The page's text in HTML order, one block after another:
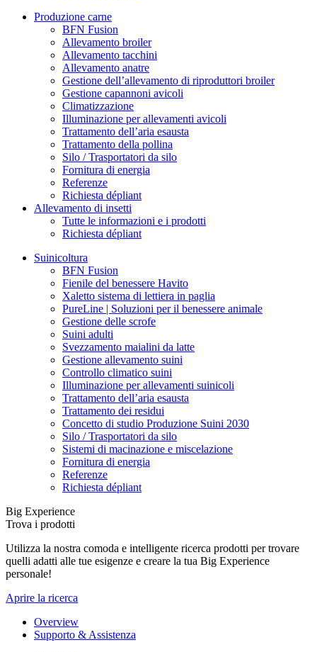
Produzione carne
BFN Fusion
Allevamento broiler
Allevamento tacchini
Allevamento anatre
Gestione dell’allevamento di riproduttori broiler
Gestione capannoni avicoli
Climatizzazione
Illuminazione per allevamenti avicoli
Trattamento dell’aria esausta
Trattamento della pollina
Silo / Trasportatori da silo
Fornitura di energia
Referenze
Richiesta dépliant
Allevamento di insetti
Tutte le informazioni e i prodotti
Richiesta dépliant
Suinicoltura
BFN Fusion
Fienile del benessere Havito
Xaletto sistema di lettiera in paglia
PureLine | Soluzioni per il benessere animale
Gestione delle scrofe
Suini adulti
Svezzamento maialini da latte
Gestione allevamento suini
Controllo climatico suini
Illuminazione per allevamenti suinicoli
Trattamento dell’aria esausta
Trattamento dei residui
Concetto di studio Produzione Suini 2030
Silo / Trasportatori da silo
Sistemi di macinazione e miscelazione
Fornitura di energia
Referenze
Richiesta dépliant
Big Experience
Trova i prodotti
Utilizza la nostra comoda e intelligente ricerca prodotti per trovare
quelli adatti alle tue esigenze e creare la tua Big Experience
personale!
Aprire la ricerca
Overview
Supporto & Assistenza